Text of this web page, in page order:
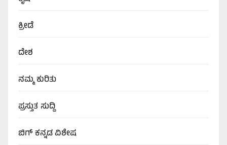
ಕ್ರೀಡೆ
ದೇಶ
ನಮ್ಮ ಕುರಿತು
ಪ್ರಸ್ತುತ ಸುದ್ದಿ
ಬಿಗ್‌ ಕನ್ನಡ ವಿಶೇಷ